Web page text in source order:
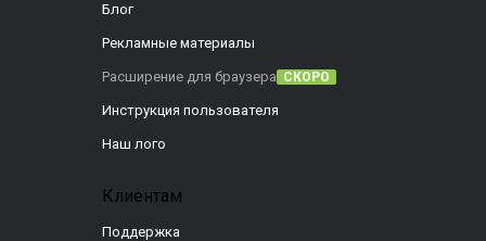
Блог
Рекламные материалы
Расширение для браузера СКОРО
Инструкция пользователя
Наш лого
Клиентам
Поддержка